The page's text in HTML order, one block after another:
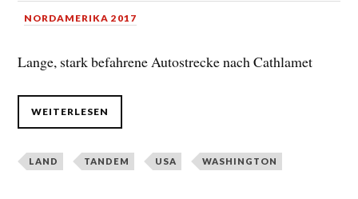
NORDAMERIKA 2017
Lange, stark befahrene Autostrecke nach Cathlamet
WEITERLESEN
LAND TANDEM USA WASHINGTON